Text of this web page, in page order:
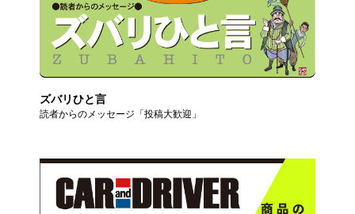
ズバリひと言
読者からのメッセージ「投稿大歓迎」